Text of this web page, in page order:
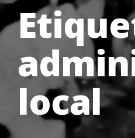
local